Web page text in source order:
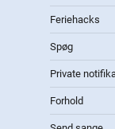
Feriehacks
Spøg
Private
Forhold